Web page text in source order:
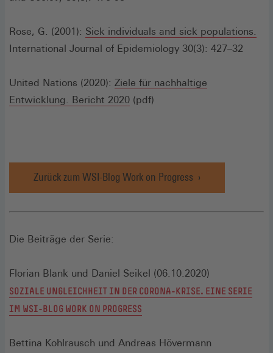
neuen
Fenster)
Rose, G. (2001): Sick individuals and sick populations.
International Journal of Epidemiology 30(3): 427–32
United Nations (2020): Ziele für nachhaltige
Entwicklung. Bericht 2020(Öffnet
(pdf)
Zurück zum WSI-Blog Work on Progress
Die Beiträge der Serie:
Florian Blank und Daniel Seikel (06.10.2020)
SOZIALE UNGLEICHHEIT IN DER CORONA-KRISE. EINE SERIE
IM WSI-BLOG WORK ON PROGRESS
Bettina Kohlrausch und Andreas Hövermann